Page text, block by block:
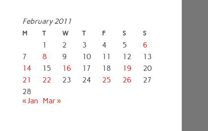
February 2011
M T W T F S S
1 2 3 4 5
6
7
8 9 10 11 12
13
14
15 16 17 18 19
20
21
22 23 24 25 26
27
28
« Jan
Mar »